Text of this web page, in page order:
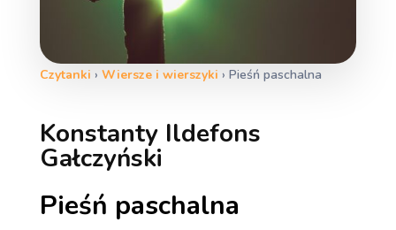
Czytanki › Wiersze i wierszyki › Pieśń paschalna
Konstanty Ildefons
Gałczyński
Pieśń paschalna